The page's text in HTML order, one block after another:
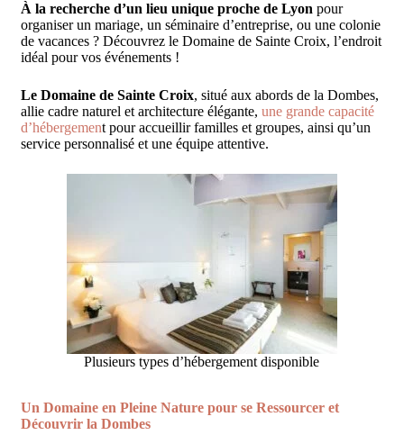
À la recherche d’un lieu unique proche de Lyon pour
organiser un mariage, un séminaire d’entreprise, ou une colonie
de vacances ? Découvrez le Domaine de Sainte Croix, l’endroit
idéal pour vos événements !
Le Domaine de Sainte Croix, situé aux abords de la Dombes,
allie cadre naturel et architecture élégante,une grande capacité
d’hébergement pour accueillir familles et groupes, ainsi qu’un
service personnalisé et une équipe attentive.
Plusieurs types d’hébergement disponible
Un Domaine en Pleine Nature pour se Ressourcer et
Découvrir la Dombes